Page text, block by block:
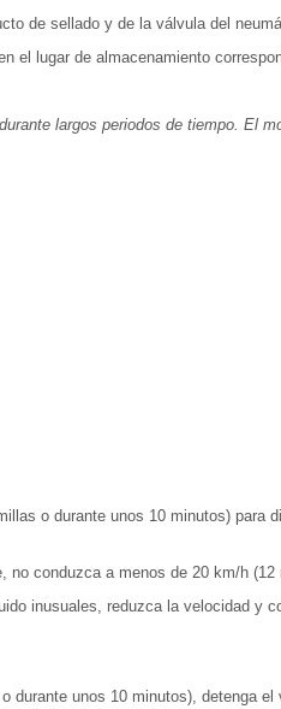
de sellado y de la válvula del
el lugar de almacenamiento
largos periodos de tiempo. El
o durante unos 10 minutos) para
conduzca a menos de 20 km/h (12
inusuales, reduzca la velocidad y
unos 10 minutos), detenga el